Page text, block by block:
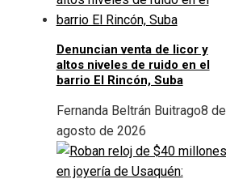
Denuncian venta de licor y
altos niveles de ruido en el
barrio El Rincón, Suba
Fernanda Beltrán Buitrago8 de
agosto de 2026